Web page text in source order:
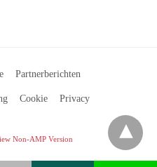
Partnerberichten
Cookie Privacy
Non-AMP Version